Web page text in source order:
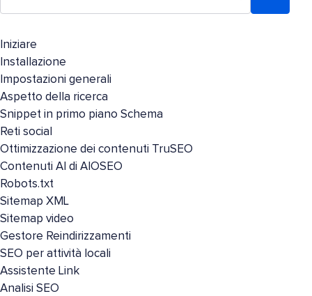
Iniziare
Installazione
Impostazioni generali
Aspetto della ricerca
Snippet in primo piano Schema
Reti social
Ottimizzazione dei contenuti TruSEO
Contenuti AI di AIOSEO
Robots.txt
Sitemap XML
Sitemap video
Gestore Reindirizzamenti
SEO per attività locali
Assistente Link
Analisi SEO